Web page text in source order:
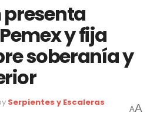
y fija
soberanía y
Serpientes y Escaleras
AA